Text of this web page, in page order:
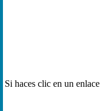
Si haces clic en un